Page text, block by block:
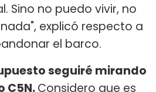
Sino no puedo vivir, no
explicó respecto a
el barco.
seguiré mirando
C5N.Considero que es